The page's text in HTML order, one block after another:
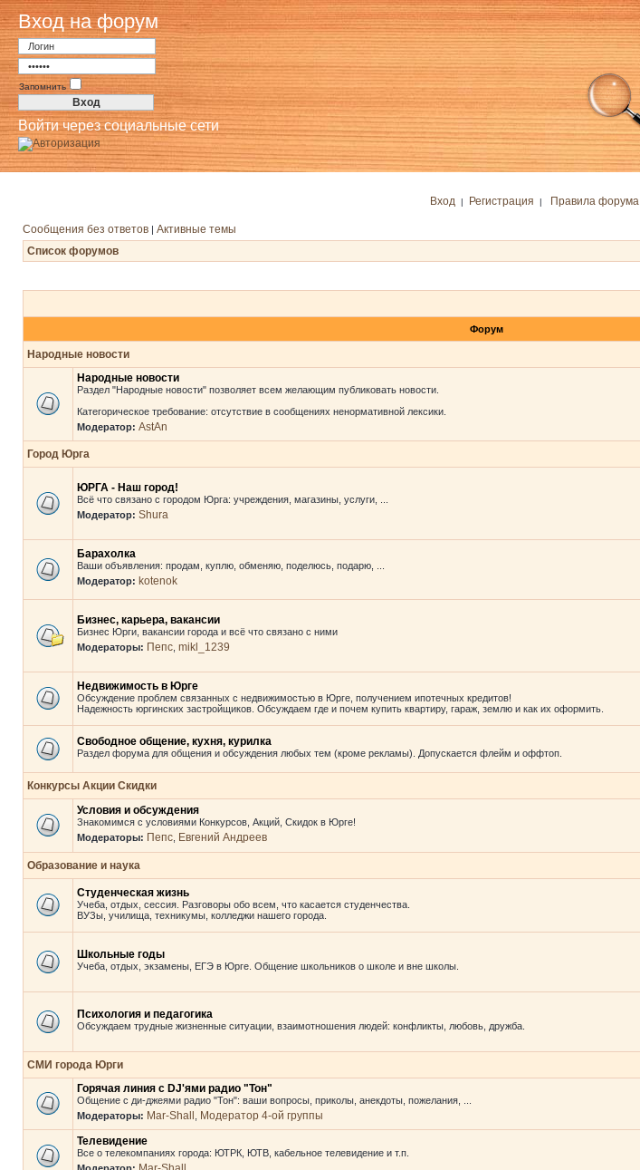
Вход на форум
Запомнить
Войти через социальные сети
Вход | Регистрация | Правила форума
Сообщения без ответов | Активные темы
Список форумов
Форум
Народные новости
Народные новости
Раздел "Народные новости" позволяет всем желающим публиковать новости.
Категорическое требование: отсутствие в сообщениях ненормативной лексики.
Модератор: AstAn
Город Юрга
ЮРГА - Наш город!
Всё что связано с городом Юрга: учреждения, магазины, услуги, ...
Модератор: Shura
Барахолка
Ваши объявления: продам, куплю, обменяю, поделюсь, подарю, ...
Модератор: kotenok
Бизнес, карьера, вакансии
Бизнес Юрги, вакансии города и всё что связано с ними
Модераторы: Пепс mikl_1239
Недвижимость в Юрге
Обсуждение проблем связанных с недвижимостью в Юрге, получением ипотечных кредитов!
Надежность юргинских застройщиков. Обсуждаем где и почем купить квартиру, гараж, землю и как их оформить.
Свободное общение, кухня, курилка
Раздел форума для общения и обсуждения любых тем (кроме рекламы). Допускается флейм и оффтоп.
Конкурсы Акции Скидки
Условия и обсуждения
Знакомимся с условиями Конкурсов, Акций, Скидок в Юрге!
Модераторы: Пепс Евгений Андреев
Образование и наука
Студенческая жизнь
Учеба, отдых, сессия. Разговоры обо всем, что касается студенчества.
ВУЗы, училища, техникумы, колледжи нашего города.
Школьные годы
Учеба, отдых, экзамены, ЕГЭ в Юрге. Общение школьников о школе и вне школы.
Психология и педагогика
Обсуждаем трудные жизненные ситуации, взаимотношения людей: конфликты, любовь, дружба.
СМИ города Юрги
Горячая линия с DJ'ями радио "Тон"
Общение с ди-джеями радио "Тон": ваши вопросы, приколы, анекдоты, пожелания, ...
Модераторы: Mar-Shall Модератор 4-ой группы
Телевидение
Все о телекомпаниях города: ЮТРК, ЮТВ, кабельное телевидение и т.п.